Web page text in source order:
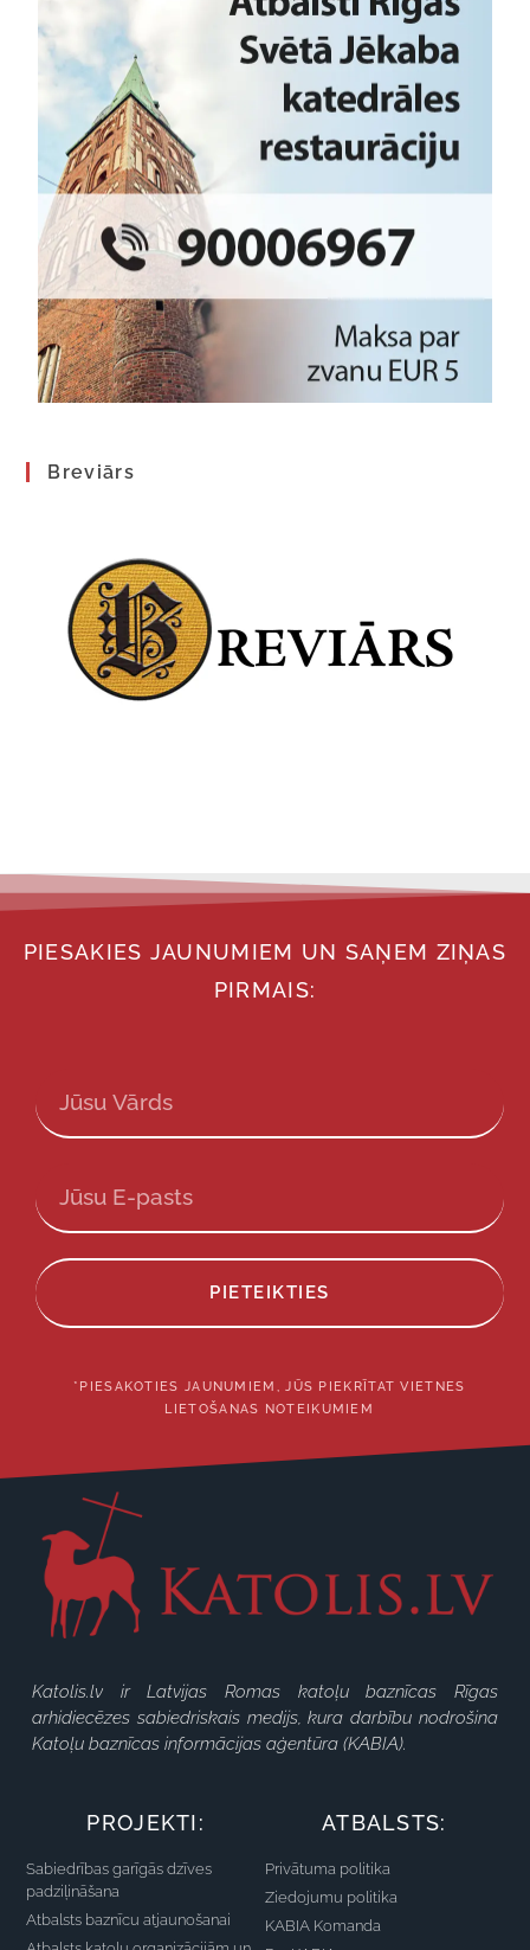
Breviārs
PIESAKIES JAUNUMIEM UN SAŅEM ZIŅAS
PIRMAIS:
PIETEIKTIES
*PIESAKOTIES JAUNUMIEM, JŪS PIEKRĪTAT VIETNES
LIETOŠANAS NOTEIKUMIEM
Katolis.lv ir Latvijas Romas katoļu baznīcas Rīgas
arhidiecēzes sabiedriskais medijs, kura darbību nodrošina
Katoļu baznīcas informācijas aģentūra (KABIA).
PROJEKTI:
Sabiedrības garīgās dzīves
padziļināšana
Atbalsts baznīcu atjaunošanai
ATBALSTS:
Privātuma politika
Ziedojumu politika
KABIA Komanda